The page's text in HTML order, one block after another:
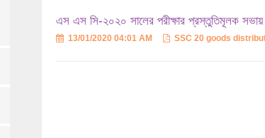
এস এস সি-২০২০ সালের পরীক্ষার প্রস্তুতিমূলক সভায়
13/01/2020 04:01 AM SSC 20 goods